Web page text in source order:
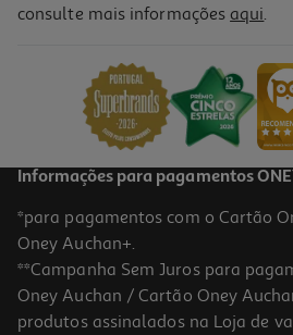
Ervilhas Valfrutta Cozidas Ao Vapor
consulte mais informações aqui.
Informações para pagamentos
*para pagamentos com o Cartão
Oney Auchan+.
**Campanha Sem Juros para
Oney Auchan / Cartão Oney
produtos assinalados na Loja de